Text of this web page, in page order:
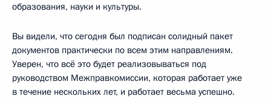
образования, науки и культуры.
Вы видели, что сегодня был подписан солидный пакет
документов практически по всем этим направлениям.
Уверен, что всё это будет реализовываться под
руководством Межправкомиссии, которая работает уже
в течение нескольких лет, и работает весьма успешно.